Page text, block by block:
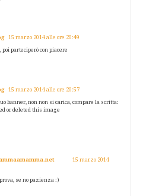
15 marzo 2014 alle ore 20:49
parteciperò con piacere
15 marzo 2014 alle ore 20:57
banner, non non si carica, compare la scritta:
or deleted this image
15 marzo 2014
se no pazienza :)